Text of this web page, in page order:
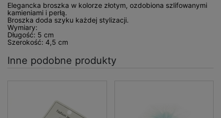
Elegancka broszka w kolorze złotym, ozdobiona szlifowanymi
kamieniami i perłą.
Broszka doda szyku każdej stylizacji.
Wymiary:
Długość: 5 cm
Szerokość: 4,5 cm
Inne podobne produkty